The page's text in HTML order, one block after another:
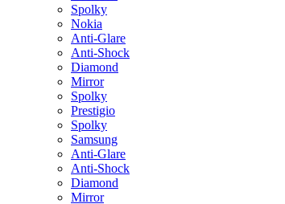
Spolky
Nokia
Anti-Glare
Anti-Shock
Diamond
Mirror
Spolky
Prestigio
Spolky
Samsung
Anti-Glare
Anti-Shock
Diamond
Mirror